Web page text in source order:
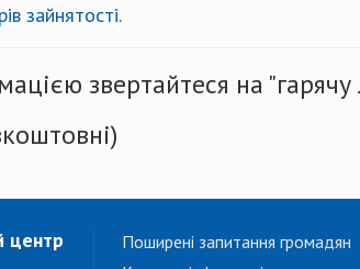
зайнятості.
звертайтеся на
центр
Поширені запитання громадян